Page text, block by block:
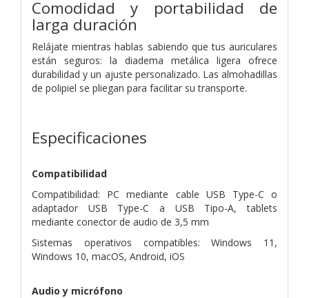
Comodidad y portabilidad de
larga duración
Relájate mientras hablas sabiendo que tus auriculares
están seguros: la diadema metálica ligera ofrece
durabilidad y un ajuste personalizado. Las almohadillas
de polipiel se pliegan para facilitar su transporte.
Especificaciones
Compatibilidad
Compatibilidad: PC mediante cable USB Type-C o
adaptador USB Type-C a USB Tipo-A, tablets
mediante conector de audio de 3,5 mm
Sistemas operativos compatibles: Windows 11,
Windows 10, macOS, Android, iOS
Audio y micrófono